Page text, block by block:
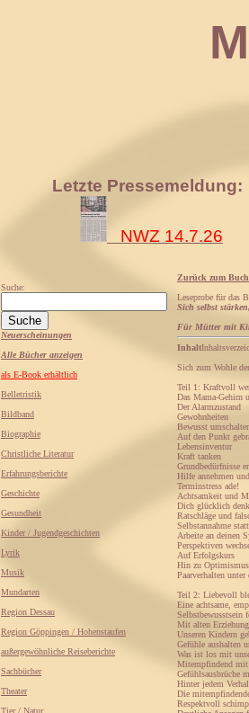
Letzte Pressemeldung:
NWZ 14.7.26
Suche:
Neuerscheinungen
Alle Bücher anzeigen
als E-Book erhältlich
Belletristik
Bildband
Biographie
Christliche Literatur
Erfahrungsberichte
Geschichte
Gesundheit
Kinder / Jugendgeschichten
Lyrik
Musik
Mundarten
Region Dessau
Region Göppingen / Hohenstaufen
außergewöhnliche Reiseberichte
Sachbücher
Theater
Tier / Natur
Zurück zum Buch
Leseprobe für das
Sich selbst
Für Mütter mit
Inhalt
Sich zum Wohle
Teil 1: Kraftvoll
Das Mama-Gehirn
Der Alarmzustand
Gewohnheiten
Bewusst
Auf den Punkt
Lebensinventur
Kraft tanken
Grundbedürfnisse
Hilfe annehmen
Terminstress ade!
Achtsamkeit und
Dich glücklich
Ratschläge und
Selbstannahme
Arbeite an deinen
Perspektiven
Auf Erfolgskurs
Hin zu
Paarverhalten unter
Teil 2: Liebevoll
Eine achtsame,
Selbstbewusstsein
Mit alten
Unseren Kindern
Gefühle aushalten
Was ist los mit
Mitempfindend mit
Gefühlsausbrüche
Hinter jedem
Die
Respektvoll